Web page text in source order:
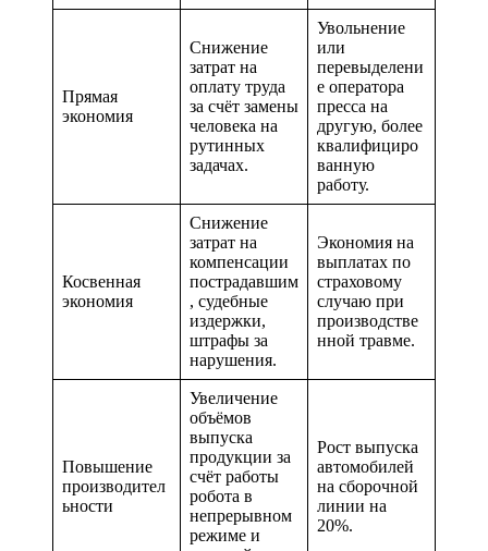
Прямая
экономия
Снижение
затрат на
оплату труда
за счёт замены
человека на
рутинных
задачах.
Увольнение
или
перевыделени
е оператора
пресса на
другую, более
квалифициро
ванную
работу.
Косвенная
экономия
Снижение
затрат на
компенсации
пострадавшим
, судебные
издержки,
штрафы за
нарушения.
Экономия на
выплатах по
страховому
случаю при
производстве
нной травме.
Повышение
производител
ьности
Увеличение
объёмов
выпуска
продукции за
счёт работы
робота в
непрерывном
режиме и
Рост выпуска
автомобилей
на сборочной
линии на
20%.